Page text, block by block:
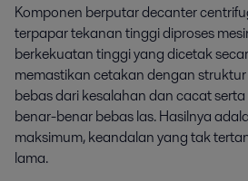
Komponen berputar decanter
terpapar tekanan tinggi diproses
berkekuatan tinggi yang dicetak
memastikan cetakan dengan
bebas dari kesalahan dan cacat
benar-benar bebas las. Hasilnya
maksimum, keandalan yang tak
lama.